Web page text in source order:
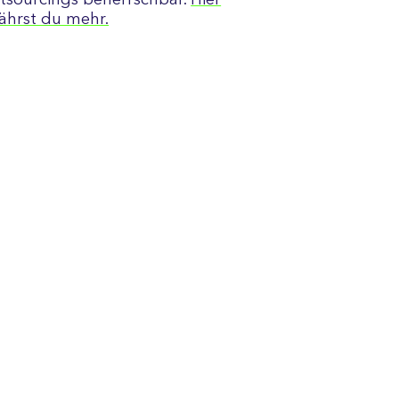
du mehr.